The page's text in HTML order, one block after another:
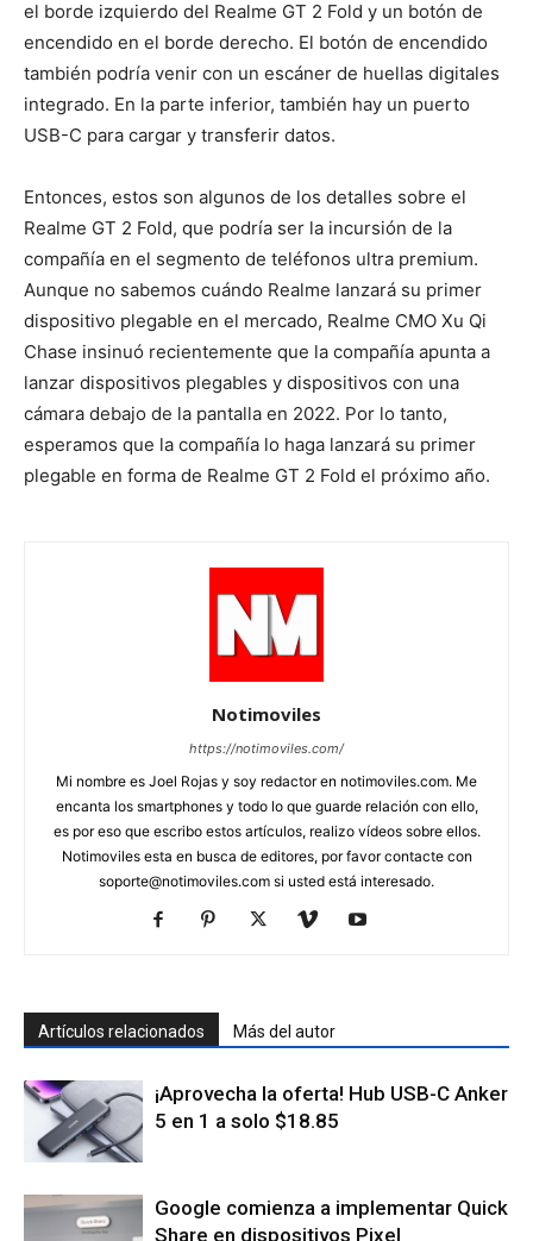
el borde izquierdo del Realme GT 2 Fold y un botón de
encendido en el borde derecho. El botón de encendido
también podría venir con un escáner de huellas digitales
integrado. En la parte inferior, también hay un puerto
USB-C para cargar y transferir datos.
Entonces, estos son algunos de los detalles sobre el
Realme GT 2 Fold, que podría ser la incursión de la
compañía en el segmento de teléfonos ultra premium.
Aunque no sabemos cuándo Realme lanzará su primer
dispositivo plegable en el mercado, Realme CMO Xu Qi
Chase insinuó recientemente que la compañía apunta a
lanzar dispositivos plegables y dispositivos con una
cámara debajo de la pantalla en 2022. Por lo tanto,
esperamos que la compañía lo haga lanzará su primer
plegable en forma de Realme GT 2 Fold el próximo año.
Notimoviles
https://notimoviles.com/
Mi nombre es Joel Rojas y soy redactor en notimoviles.com. Me
encanta los smartphones y todo lo que guarde relación con ello,
es por eso que escribo estos artículos, realizo vídeos sobre ellos.
Notimoviles esta en busca de editores, por favor contacte con
soporte@notimoviles.com si usted está interesado.
Artículos relacionados Más del autor
¡Aprovecha la oferta! Hub USB-C Anker
5 en 1 a solo $18.85
Google comienza a implementar Quick
Share en dispositivos Pixel